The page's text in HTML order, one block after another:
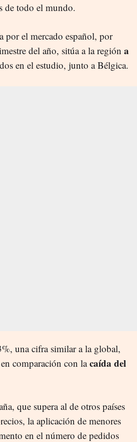
de todo el mundo.
por el mercado español, por
del año, sitúa a la región a
en el estudio, junto a Bélgica.
una cifra similar a la global,
comparación con lacaída del
que supera al de otros países
la aplicación de menores
en el número de pedidos